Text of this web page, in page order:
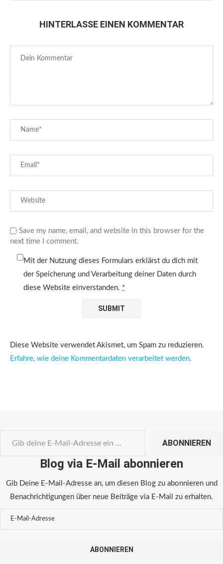
HINTERLASSE EINEN KOMMENTAR
Save my name, email, and website in this browser for the
next time I comment.
Mit der Nutzung dieses Formulars erklärst du dich mit
der Speicherung und Verarbeitung deiner Daten durch
diese Website einverstanden. *
Diese Website verwendet Akismet, um Spam zu reduzieren.
Erfahre, wie deine Kommentardaten verarbeitet werden.
ABONNIEREN
Blog via E-Mail abonnieren
Gib Deine E-Mail-Adresse an, um diesen Blog zu abonnieren und
Benachrichtigungen über neue Beiträge via E-Mail zu erhalten.
ABONNIEREN